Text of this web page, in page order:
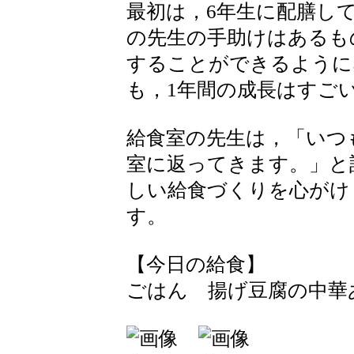
最初は，6年生に配膳し
の先生の手助けはある
することができるよう
も，1年間の成長はすご
給食室の先生は，「い
室に返ってきます。」
しい給食づくりを心が
す。
【今日の給食】
ごはん 揚げ豆腐の中